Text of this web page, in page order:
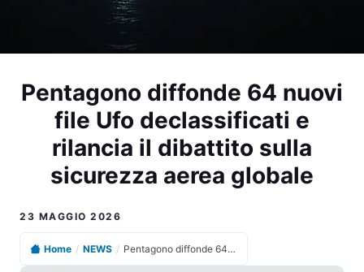
Pentagono diffonde 64 nuovi
file Ufo declassificati e
rilancia il dibattito sulla
sicurezza aerea globale
23 MAGGIO 2026
Home / NEWS / Pentagono diffonde 64 nuovi file Ufo declassificati e rilancia il dibattito sulla sicurezza aerea globale